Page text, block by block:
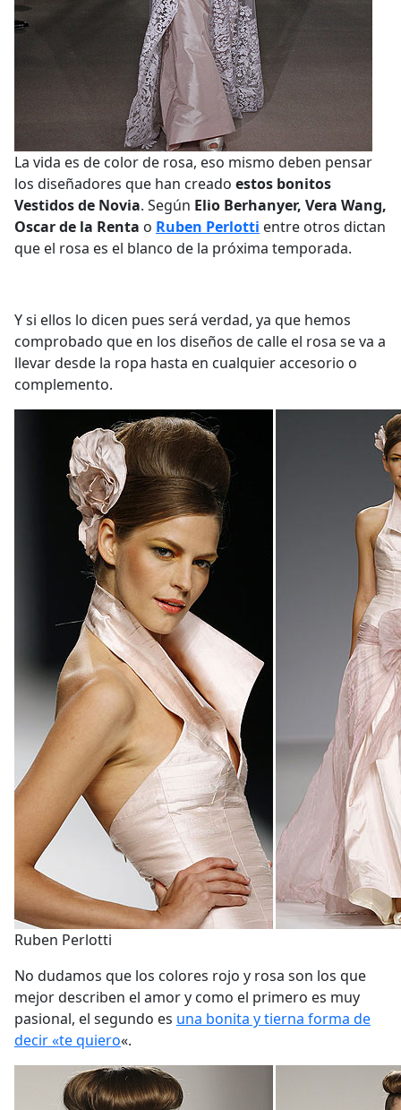
La vida es de color de rosa, eso mismo deben pensar
los diseñadores que han creado estos bonitos
Vestidos de Novia. Según Elio Berhanyer, Vera Wang,
Oscar de la Renta o Ruben Perlotti entre otros dictan
que el rosa es el blanco de la próxima temporada.
Y si ellos lo dicen pues será verdad, ya que hemos
comprobado que en los diseños de calle el rosa se va a
llevar desde la ropa hasta en cualquier accesorio o
complemento.
Ruben Perlotti
No dudamos que los colores rojo y rosa son los que
mejor describen el amor y como el primero es muy
pasional, el segundo es una bonita y tierna forma de
decir «te quiero«.